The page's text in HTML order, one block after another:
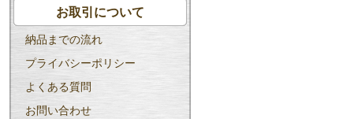
お取引について
納品までの流れ
プライバシーポリシー
よくある質問
お問い合わせ